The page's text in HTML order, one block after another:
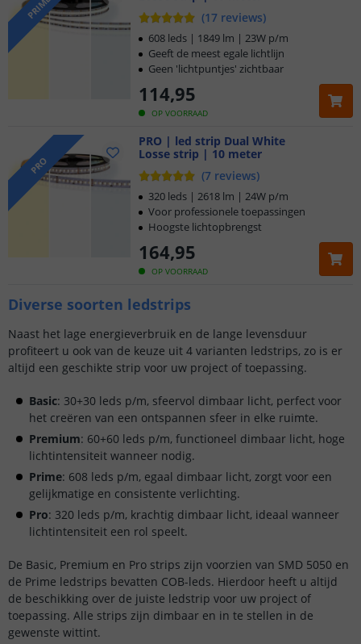
PRIME
(17 reviews)
OP VOORRAAD
114,95
608 leds | 1849 lm | 23W p/m
Geeft de meest egale lichtlijn
Geen 'lichtpuntjes' zichtbaar
PRO
PRO | led strip Dual White
Losse strip | 10 meter
(7 reviews)
OP VOORRAAD
164,95
320 leds | 2618 lm | 24W p/m
Voor professionele toepassingen
Hoogste lichtopbrengst
Diverse soorten ledstrips
Naast het lage energieverbruik en de lange levensduur
profiteert u ook van de keuze uit 4 varianten ledstrips, zo is er
altijd een geschikte strip voor uw project of toepassing.
Basic: 30+30 leds p/m, sfeervol dimbaar licht, perfect voor
het creëren van een ontspannen sfeer in elke ruimte.
Premium: 60+60 leds p/m, functioneel dimbaar licht, hoge
lichtintensiteit wanneer nodig.
Prime: 608 leds p/m, egaal dimbaar licht, zorgt voor een
gelijkmatige en consistente verlichting.
Pro: 320 leds p/m, krachtig dimbaar licht, ideaal wanneer
lichtintensiteit een rol speelt.
De Basic, Premium en Pro strips zijn voorzien van SMD 5050 en
de Prime ledstrips bevatten COB-leds. Hierdoor heeft u altijd
de beschikking over de juiste ledstrip voor uw project of
toepassing. Alle strips zijn dimbaar en in te stellen in de
gewenste wittint.